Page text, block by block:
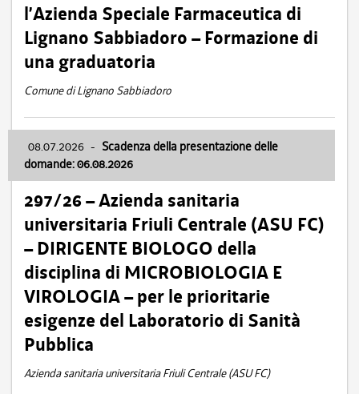
l’Azienda Speciale Farmaceutica di
Lignano Sabbiadoro – Formazione di
una graduatoria
Comune di Lignano Sabbiadoro
08.07.2026 - Scadenza della presentazione delle
domande: 06.08.2026
297/26 – Azienda sanitaria
universitaria Friuli Centrale (ASU FC)
– DIRIGENTE BIOLOGO della
disciplina di MICROBIOLOGIA E
VIROLOGIA – per le prioritarie
esigenze del Laboratorio di Sanità
Pubblica
Azienda sanitaria universitaria Friuli Centrale (ASU FC)